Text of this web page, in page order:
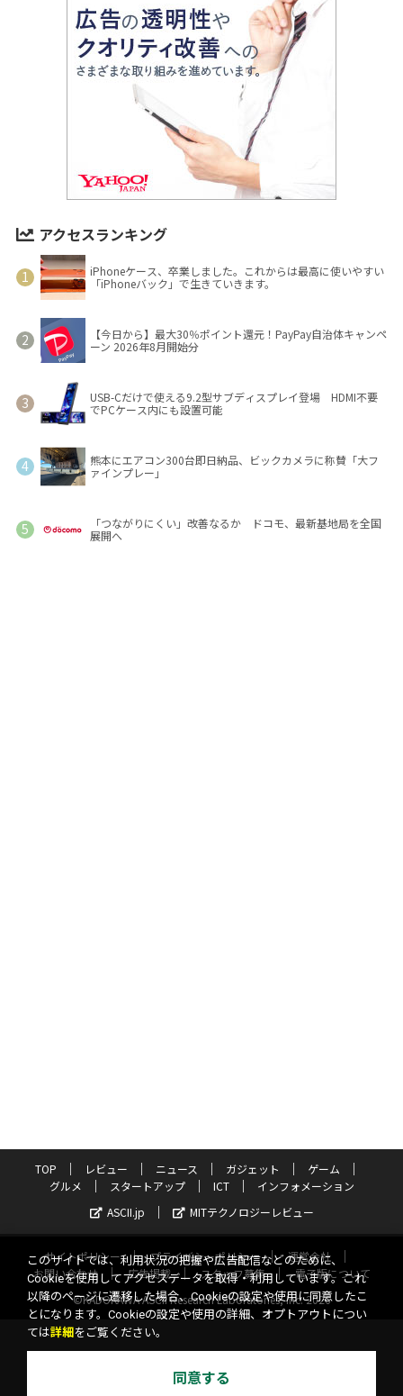
アクセスランキング
iPhoneケース、卒業しました。これからは最高に使いやすい
「iPhoneバック」で生きていきます。
【今日から】最大30％ポイント還元！PayPay自治体キャンペ
ーン 2026年8月開始分
USB-Cだけで使える9.2型サブディスプレイ登場 HDMI不要
でPCケース内にも設置可能
熊本にエアコン300台即日納品、ビックカメラに称賛「大フ
ァインプレー」
「つながりにくい」改善なるか ドコモ、最新基地局を全国
展開へ
TOP レビュー ニュース ガジェット
ゲーム
グルメ
スタートアップ ICT
インフォメーション
ASCII.jp
MITテクノロジーレビュー
サイトポリシー プライバシーポリシー
運営会社
お問い合わせ
広告掲載 スタッフ募集
電子版について
©KADOKAWA ASCII Research Laboratories, Inc. 2026
このサイトでは、利用状況の把握や広告配信などのために、
Cookieを使用してアクセスデータを取得・利用しています。これ
以降のページに遷移した場合、Cookieの設定や使用に同意したこ
とになります。Cookieの設定や使用の詳細、オプトアウトについ
ては詳細 をご覧ください。
同意する